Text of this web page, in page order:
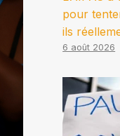
pour
ils
6 août 2026